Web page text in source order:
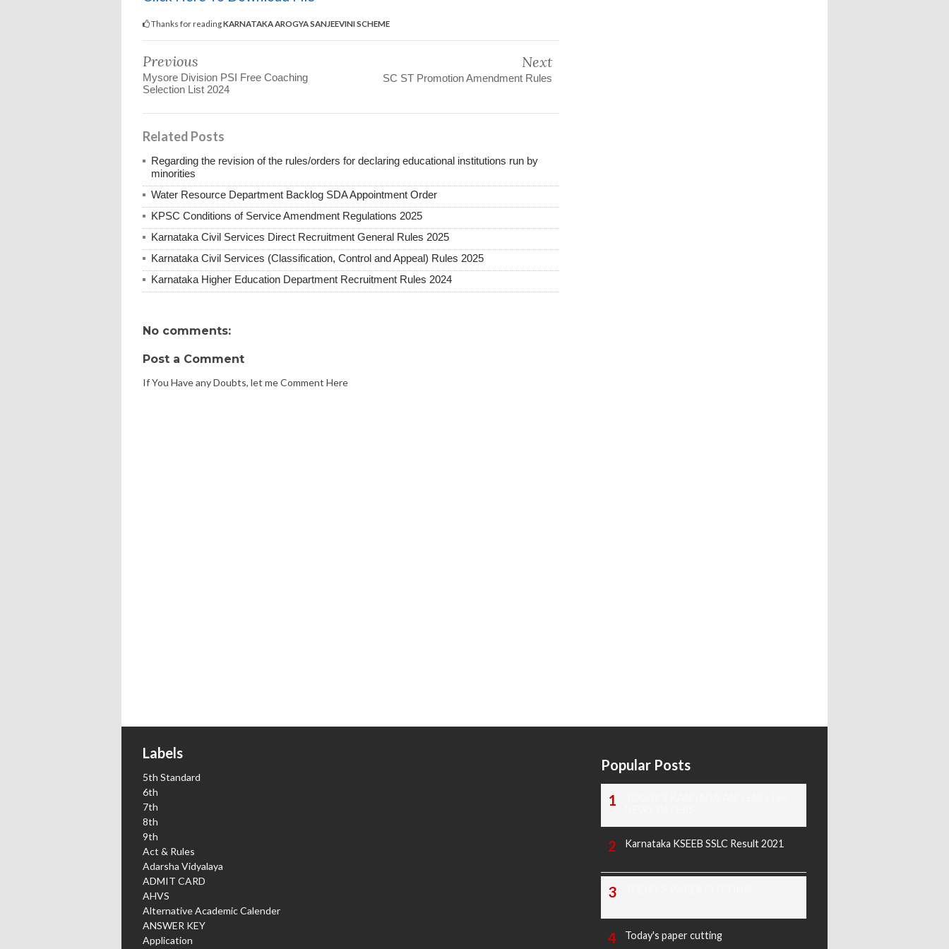
Thanks for readingKARNATAKA AROGYA SANJEEVINI SCHEME
Previous
Mysore Division PSI Free Coaching
Selection List 2024
Next
SC ST Promotion Amendment Rules
Related Posts
Regarding the revision of the rules/orders for declaring educational institutions run by
minorities
Water Resource Department Backlog SDA Appointment Order
KPSC Conditions of Service Amendment Regulations 2025
Karnataka Civil Services Direct Recruitment General Rules 2025
Karnataka Civil Services (Classification, Control and Appeal) Rules 2025
Karnataka Higher Education Department Recruitment Rules 2024
No comments:
Post a Comment
If You Have any Doubts, let me Comment Here
Labels
5th Standard
6th
7th
8th
9th
Act & Rules
Adarsha Vidyalaya
ADMIT CARD
AHVS
Alternative Academic Calender
ANSWER KEY
Application
Popular Posts
Karnataka KSEEB SSLC Result 2021
Today's paper cutting